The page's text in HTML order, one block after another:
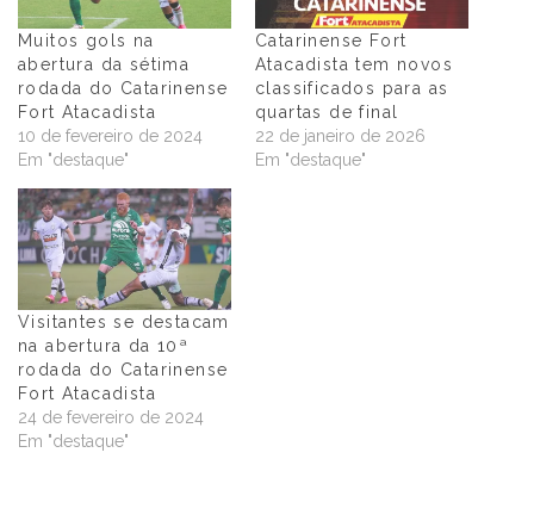
Muitos gols na
abertura da sétima
rodada do Catarinense
Fort Atacadista
10 de fevereiro de 2024
Em "destaque"
Catarinense Fort
Atacadista tem novos
classificados para as
quartas de final
22 de janeiro de 2026
Em "destaque"
Visitantes se destacam
na abertura da 10ª
rodada do Catarinense
Fort Atacadista
24 de fevereiro de 2024
Em "destaque"